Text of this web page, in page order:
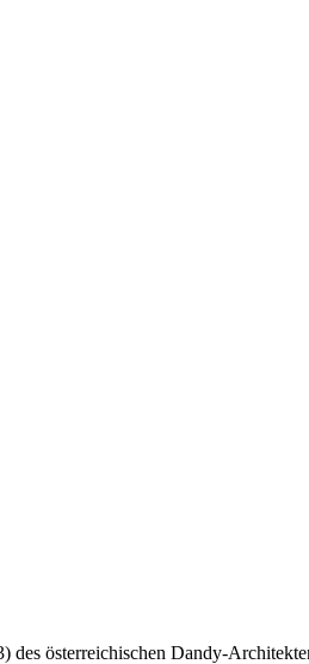
des österreichischen Dandy-